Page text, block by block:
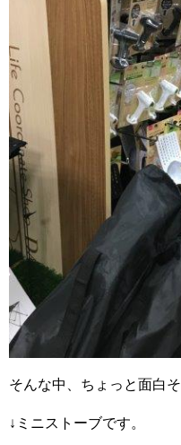
そんな中、ちょっと面白
↓ミニストーブです。